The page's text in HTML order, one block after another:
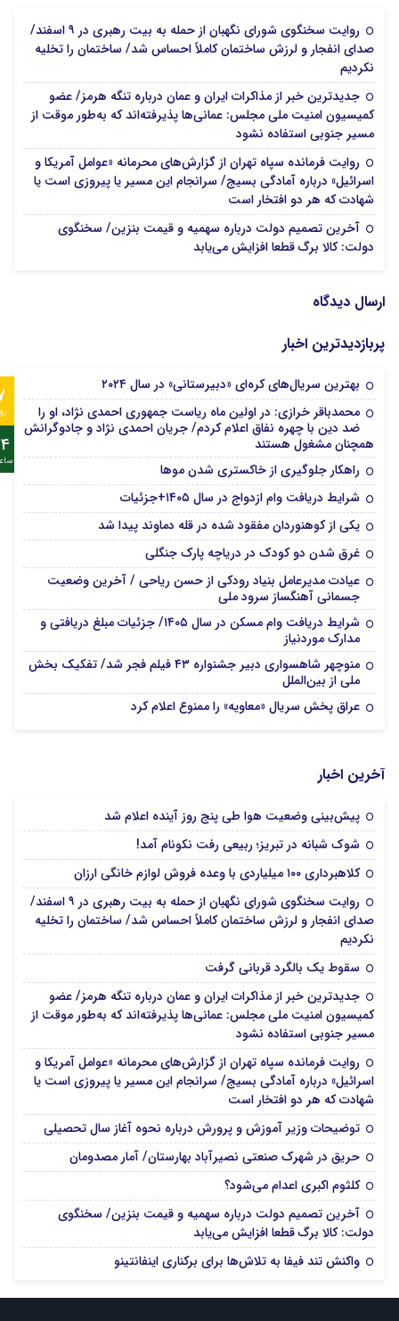
روایت سخنگوی شورای نگهبان از حمله به بیت رهبری در ۹ اسفند/
صدای انفجار و لرزش ساختمان کاملاً احساس شد/ ساختمان را تخلیه
نکردیم
جدیدترین خبر از مذاکرات ایران و عمان درباره تنگه هرمز/ عضو
کمیسیون امنیت ملی مجلس: عمانی‌ها پذیرفته‌اند که به‌طور موقت از
مسیر جنوبی استفاده نشود
روایت فرمانده سپاه تهران از گزارش‌های محرمانه «عوامل آمریکا و
اسرائیل» درباره آمادگی بسیج/ سرانجام این مسیر یا پیروزی است یا
شهادت که هر دو افتخار است
آخرین تصمیم دولت درباره سهمیه و قیمت بنزین/ سخنگوی
دولت: کالا برگ قطعا افزایش می‌یابد
ارسال دیدگاه
پربازدیدترین اخبار
بهترین سریال‌های کره‌ای «دبیرستانی» در سال ۲۰۲۴
محمدباقر خرازی: در اولین ماه ریاست جمهوری احمدی نژاد، او را
ضد دین با چهره نفاق اعلام کردم/ جریان احمدی نژاد و جادوگرانش
همچنان مشغول هستند
راهکار جلوگیری از خاکستری شدن موها
شرایط دریافت وام ازدواج در سال ۱۴۰۵+جزئیات
یکی از کوهنوردان مفقود شده در قله دماوند پیدا شد
غرق شدن دو کودک در دریاچه پارک جنگلی
عیادت مدیرعامل بنیاد رودکی از حسن ریاحی / آخرین وضعیت
جسمانی آهنگساز سرود ملی
شرایط دریافت وام مسکن در سال ۱۴۰۵/ جزئیات مبلغ دریافتی و
مدارک موردنیاز
منوچهر شاهسواری دبیر جشنواره ۴۳ فیلم فجر شد/ تفکیک بخش
ملی از بین‌الملل
عراق پخش سریال «معاویه» را ممنوع اعلام کرد
آخرین اخبار
پیش‌بینی وضعیت هوا طی پنج روز آینده اعلام شد
شوک شبانه در تبریز؛ ربیعی رفت نکونام آمد!
کلاهبرداری ۱۰۰ میلیاردی با وعده فروش لوازم خانگی ارزان
روایت سخنگوی شورای نگهبان از حمله به بیت رهبری در ۹ اسفند/
صدای انفجار و لرزش ساختمان کاملاً احساس شد/ ساختمان را تخلیه
نکردیم
سقوط یک بالگرد قربانی گرفت
جدیدترین خبر از مذاکرات ایران و عمان درباره تنگه هرمز/ عضو
کمیسیون امنیت ملی مجلس: عمانی‌ها پذیرفته‌اند که به‌طور موقت از
مسیر جنوبی استفاده نشود
روایت فرمانده سپاه تهران از گزارش‌های محرمانه «عوامل آمریکا و
اسرائیل» درباره آمادگی بسیج/ سرانجام این مسیر یا پیروزی است یا
شهادت که هر دو افتخار است
توضیحات وزیر آموزش و پرورش درباره نحوه آغاز سال تحصیلی
حریق در شهرک صنعتی نصیرآباد بهارستان/ آمار مصدومان
کلثوم اکبری اعدام می‌شود؟
آخرین تصمیم دولت درباره سهمیه و قیمت بنزین/ سخنگوی
دولت: کالا برگ قطعا افزایش می‌یابد
واکنش تند فیفا به تلاش‌ها برای برکناری اینفانتینو